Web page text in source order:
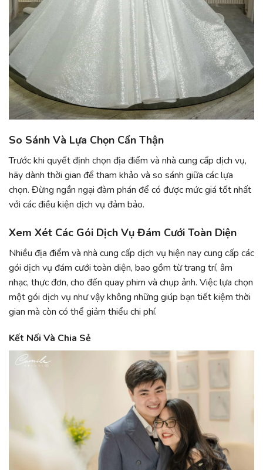
So Sánh Và Lựa Chọn Cẩn Thận
Trước khi quyết định chọn địa điểm và nhà cung cấp dịch vụ,
hãy dành thời gian để tham khảo và so sánh giữa các lựa
chọn. Đừng ngần ngại đàm phán để có được mức giá tốt nhất
với các điều kiện dịch vụ đảm bảo.
Xem Xét Các Gói Dịch Vụ Đám Cưới Toàn Diện
Nhiều địa điểm và nhà cung cấp dịch vụ hiện nay cung cấp các
gói dịch vụ đám cưới toàn diện, bao gồm từ trang trí, âm
nhạc, thực đơn, cho đến quay phim và chụp ảnh. Việc lựa chọn
một gói dịch vụ như vậy không những giúp bạn tiết kiệm thời
gian mà còn có thể giảm thiểu chi phí.
Kết Nối Và Chia Sẻ